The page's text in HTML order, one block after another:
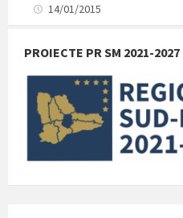
14/01/2015
PROIECTE PR SM 2021-2027